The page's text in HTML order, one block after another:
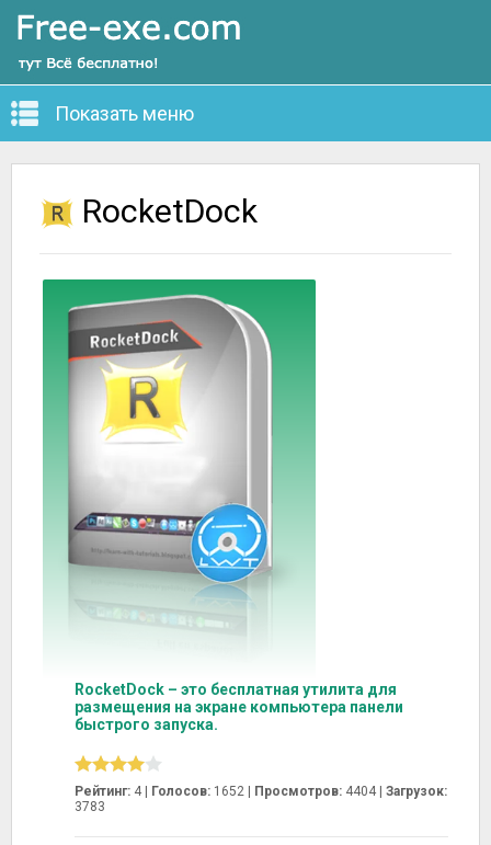
Показать меню
RocketDock
RocketDock – это бесплатная утилита для
размещения на экране компьютера панели
быстрого запуска.
Рейтинг: 4 | Голосов: 1652 | Просмотров: 4404 | Загрузок:
3783